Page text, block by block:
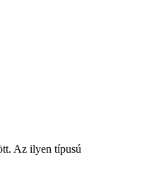
Az ilyen típusú